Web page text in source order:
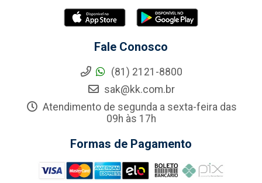
Fale Conosco
(81) 2121-8800
sak@kk.com.br
Atendimento de segunda a sexta-feira das
09h às 17h
Formas de Pagamento